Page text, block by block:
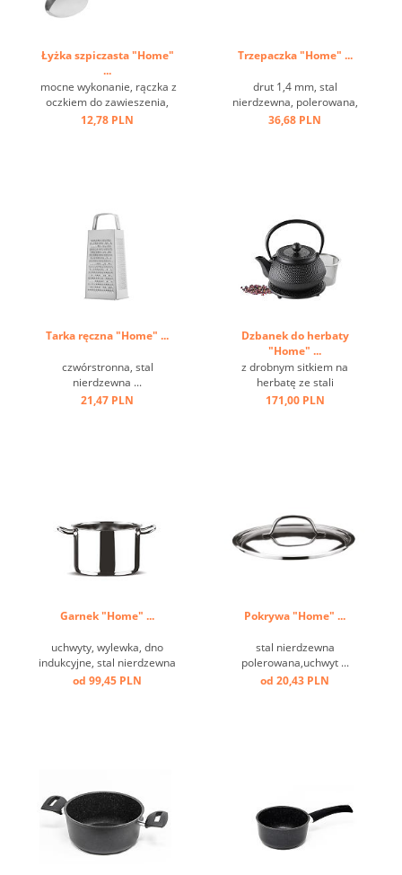
Łyżka szpiczasta "Home"
...
mocne wykonanie, rączka z
oczkiem do zawieszenia,
stal nierdzewna ...
12,78 PLN
Trzepaczka "Home" ...
drut 1,4 mm, stal
nierdzewna, polerowana,
uchwyt z oczkiem ...
36,68 PLN
Tarka ręczna "Home" ...
czwórstronna, stal
nierdzewna ...
21,47 PLN
Dzbanek do herbaty
"Home" ...
z drobnym sitkiem na
herbatę ze stali
nierdzewnej,włącznie ze
...
171,00 PLN
Garnek "Home" ...
uchwyty, wylewka, dno
indukcyjne, stal nierdzewna
polerowana ...
od 99,45 PLN
Pokrywa "Home" ...
stal nierdzewna
polerowana,uchwyt ...
od 20,43 PLN